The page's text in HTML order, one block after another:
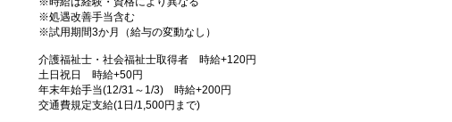
※処遇改善手当含む
※試用期間3か月（給与の変動なし）
介護福祉士・社会福祉士取得者 時給+120円
土日祝日 時給+50円
年末年始手当(12/31～1/3) 時給+200円
交通費規定支給(1日/1,500円まで)